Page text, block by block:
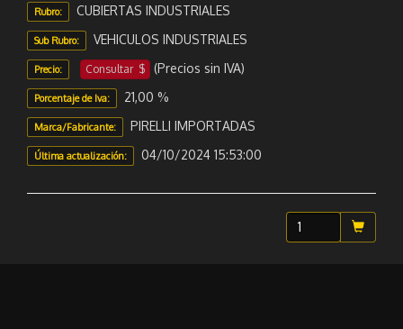
Rubro: CUBIERTAS INDUSTRIALES
Sub Rubro: VEHICULOS INDUSTRIALES
Precio: Consultar $ (Precios sin IVA)
Porcentaje de Iva: 21,00 %
Marca/Fabricante: PIRELLI IMPORTADAS
Última actualización: 04/10/2024 15:53:00